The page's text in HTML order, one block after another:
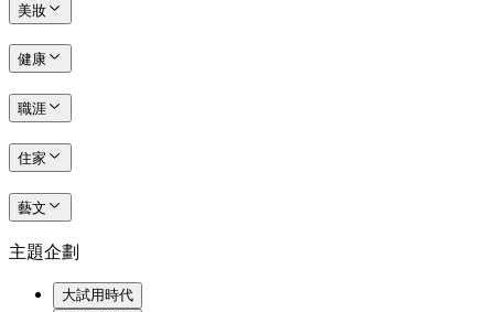
美妝
健康
職涯
住家
藝文
主題企劃
大試用時代